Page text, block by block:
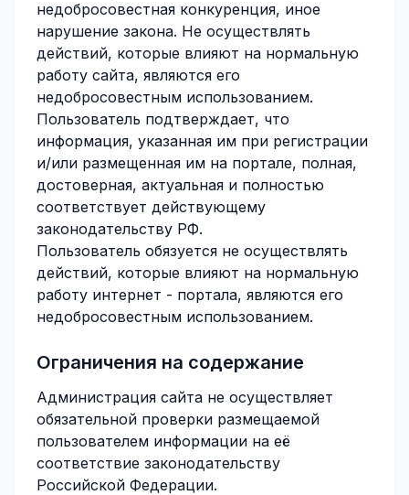
недобросовестная конкуренция, иное
нарушение закона. Не осуществлять
действий, которые влияют на нормальную
работу сайта, являются его
недобросовестным использованием.
Пользователь подтверждает, что
информация, указанная им при регистрации
и/или размещенная им на портале, полная,
достоверная, актуальная и полностью
соответствует действующему
законодательству РФ.
Пользователь обязуется не осуществлять
действий, которые влияют на нормальную
работу интернет - портала, являются его
недобросовестным использованием.
Ограничения на содержание
Администрация сайта не осуществляет
обязательной проверки размещаемой
пользователем информации на её
соответствие законодательству
Российской Федерации.